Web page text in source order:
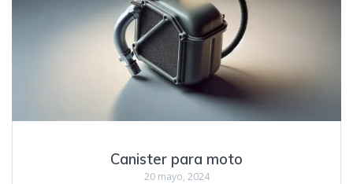
Canister para moto
20 mayo, 2024